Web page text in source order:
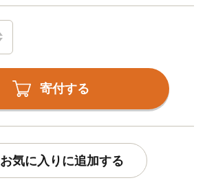
寄付する
お気に入りに追加する